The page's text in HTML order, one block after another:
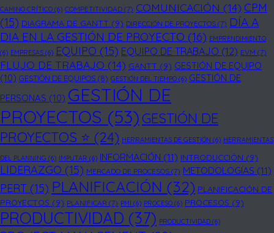
CAMINO CRÍTICO (6) COMPETITIVIDAD (7) COMUNICACIÓN (14) CPM
(15) DIAGRAMA DE GANTT (9) DIRECCIÓN DE PROYECTOS (7) DÍA A
DIA EN LA GESTIÓN DE PROYECTO (16) EMPRENDIMIENTO
(6) EMPRESAS (6) EQUIPO (15) EQUIPO DE TRABAJO (12) EVM (7)
FLUJO DE TRABAJO (14) GANTT (9) GESTIÓN DE EQUIPO
(10) GESTIÓN DE EQUIPOS (8) GESTIÓN DEL TIEMPO (6) GESTIÓN DE
PERSONAS (10) GESTIÓN DE
PROYECTOS (53)GESTIÓN DE
PROYECTOS ⭐ (24) HERRAMIENTAS DE GESTIÓN (6) HERRAMIENTAS
DEL PLANNING (6) IMPUTAR (6) INFORMACIÓN (11) INTRODUCCIÓN (9)
LIDERAZGO (15) MERCADO DE PROCESOS (7) METODOLOGÍAS (11)
PERT (15) PLANIFICACIÓN (32) PLANIFICACIÓN DE
PROYECTOS (9) PLANIFICAR (7) PMI (6) PROCESO (6) PROCESOS (9)
PRODUCTIVIDAD (37) PRODUCTIVIDAD (6)